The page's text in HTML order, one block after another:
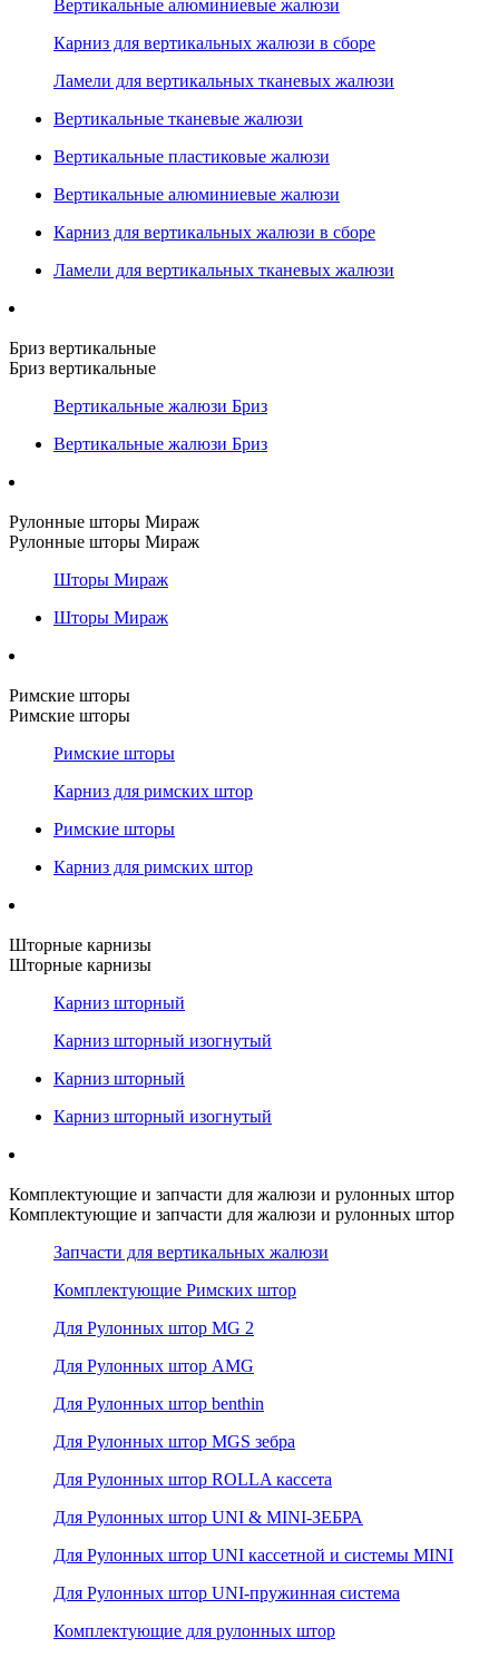
Вертикальные алюминиевые жалюзи
Карниз для вертикальных жалюзи в сборе
Ламели для вертикальных тканевых жалюзи
Вертикальные тканевые жалюзи
Вертикальные пластиковые жалюзи
Вертикальные алюминиевые жалюзи
Карниз для вертикальных жалюзи в сборе
Ламели для вертикальных тканевых жалюзи
Бриз вертикальные
Бриз вертикальные
Вертикальные жалюзи Бриз
Вертикальные жалюзи Бриз
Рулонные шторы Мираж
Рулонные шторы Мираж
Шторы Мираж
Шторы Мираж
Римские шторы
Римские шторы
Римские шторы
Карниз для римских штор
Римские шторы
Карниз для римских штор
Шторные карнизы
Шторные карнизы
Карниз шторный
Карниз шторный изогнутый
Карниз шторный
Карниз шторный изогнутый
Комплектующие и запчасти для жалюзи и рулонных штор
Комплектующие и запчасти для жалюзи и рулонных штор
Запчасти для вертикальных жалюзи
Комплектующие Римских штор
Для Рулонных штор MG 2
Для Рулонных штор AMG
Для Рулонных штор benthin
Для Рулонных штор MGS зебра
Для Рулонных штор ROLLA кассета
Для Рулонных штор UNI & MINI-ЗЕБРА
Для Рулонных штор UNI кассетной и системы MINI
Для Рулонных штор UNI-пружинная система
Комплектующие для рулонных штор